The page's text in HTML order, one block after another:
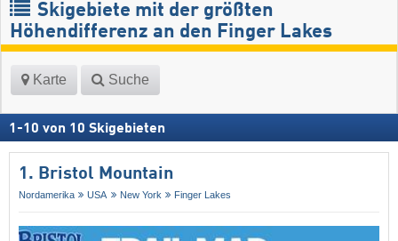
Skigebiete mit der größten
Höhendifferenz an den Finger Lakes
Karte Suche
1 -10 von 10 Skigebieten
1. Bristol Mountain
Nordamerika USA New York Finger Lakes